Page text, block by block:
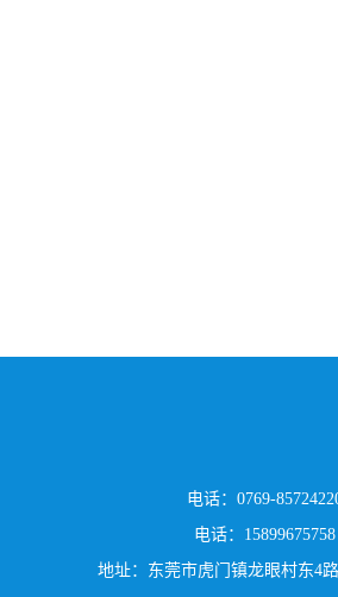
电话：0769-
电话：15899675758
地址：东莞市虎门镇龙眼村东4